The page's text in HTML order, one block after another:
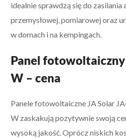
idealnie sprawdzą się do zasilania
przemysłowej, pomiarowej oraz
w domach i na kempingach.
Panel fotowoltaiczny
W – cena
Panele fotowoltaiczne JA Solar
W zaskakują pozytywnie swoją
wysoką jakość. Oprócz niskich